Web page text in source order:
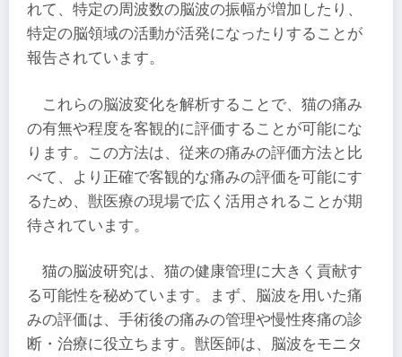
れて、特定の周波数の脳波の振幅が増加したり、
特定の脳領域の活動が活発になったりすることが
報告されています。
これらの脳波変化を解析することで、猫の痛み
の有無や程度を客観的に評価することが可能にな
ります。この方法は、従来の痛みの評価方法と比
べて、より正確で客観的な痛みの評価を可能にす
るため、獣医療の現場で広く活用されることが期
待されています。
猫の脳波研究は、猫の健康管理に大きく貢献す
る可能性を秘めています。まず、脳波を用いた痛
みの評価は、手術後の痛みの管理や慢性疼痛の診
断・治療に役立ちます。獣医師は、脳波をモニタ